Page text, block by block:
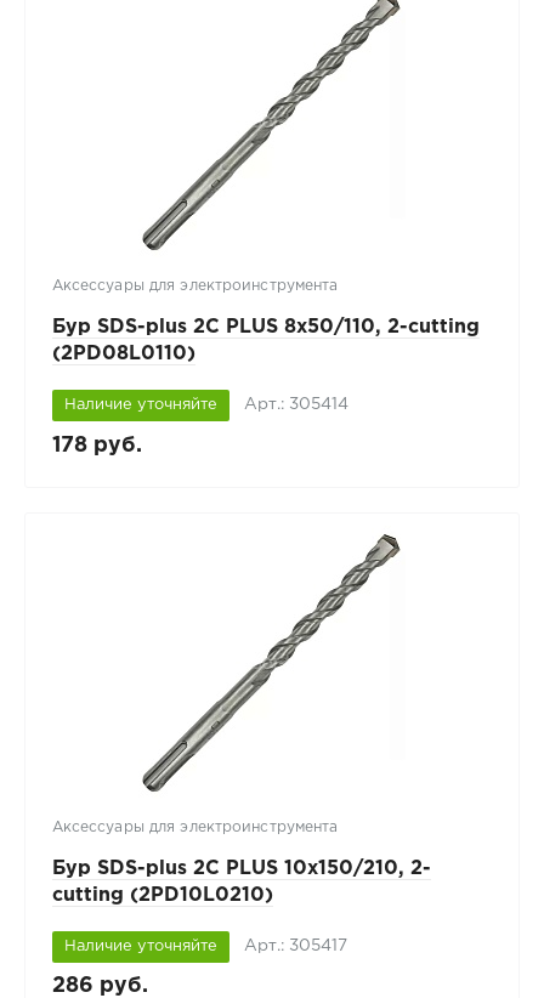
Аксессуары для электроинструмента
Бур SDS-plus 2C PLUS 8х50/110, 2-cutting
(2PD08L0110)
Наличие уточняйте Арт.: 305414
178 руб.
Аксессуары для электроинструмента
Бур SDS-plus 2C PLUS 10х150/210, 2-
cutting (2PD10L0210)
Наличие уточняйте Арт.: 305417
286 руб.